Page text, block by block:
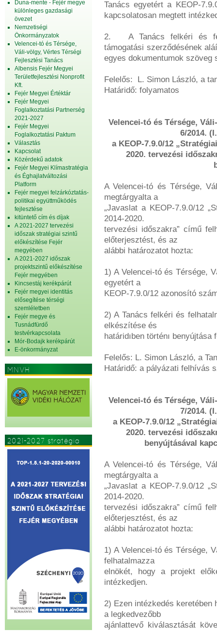
Duna-mente - Fejér megye
különleges gazdasági
övezet
Nemzetiségi
Önkormányzatok
Velencei-tó és Térsége,
Váli-völgy, Vértes Térségi
Fejlesztési Tanács
Albensis Fejér Megyei
Területfejlesztési Nonprofit
Kft.
Fejér Megyei Értéktár
Fejér Megyei
Foglalkoztatási Partnerség
2021-2027
Fejér Megyei
Foglalkoztatási Paktum
Választás
Kapcsolat
Közérdekű adatok
Fejér Megyei Klímastratégia
és Éghajlatváltozási
Platform
Fejér megyei felzárkóztatás-
politikai együttműködés
fejlesztése
kitüntető cím és díjak
A 2021-2027 tervezési
időszak stratégiai szintű
előkészítése Fejér
megyében
A 2021-2027 időszak
projektszintű előkészítése
Fejér megyében
Kincsestáj kerékpárút
Fejér megyei identitás
elősegítése térségi
szemléletben
Fejér megye és
Tusnádfürdő
testvérkapcsolata
Mór-Bodajk kerékpárút
E-önkormányzat
MNVH
2021-2027 stratégia
Tanács egyetért a KEOP-
kapcsolatosan megtett
2. A Tanács felkéri és
támogatási szerződésének
egyes dokumentumok
Felelős: L. Simon László, a
Határidő: folyamatos
Velencei-tó és Térsége,
6/2014.
a KEOP-7.9.0/12
2020. tervezési
A Velencei-tó és Térsége,
megtárgyalta a
„Javaslat a KEOP-7.9.0/12
2014-2020.
tervezési időszakra” című
előterjesztést, és az
alábbi határozatot hozta:
1) A Velencei-tó és Térsége,
egyetért a
KEOP-7.9.0/12 azonosító
2) A Tanács felkéri és
elkészítése és
határidıben történı benyújtása
Felelős: L. Simon László, a
Határidő: a pályázati felhívás
Velencei-tó és Térsége,
7/2014.
a KEOP-7.9.0/12
2020. tervezési
benyújtásával
A Velencei-tó és Térsége,
megtárgyalta a
„Javaslat a KEOP-7.9.0/12
2014-2020.
tervezési időszakra” című
előterjesztést, és az
alábbi határozatot hozta:
1) A Velencei-tó és Térsége,
felhatalmazza
elnökét, hogy a projekt
intézkedjen.
2) Ezen intézkedés keretében
a legkedvezőbb
ajánlattevő kiválasztását